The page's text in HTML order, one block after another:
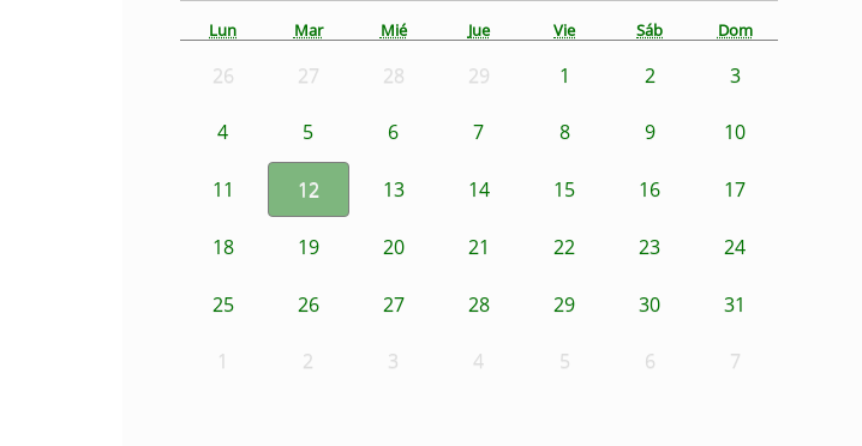
Lun Mar Mié Jue Vie Sáb Dom
26 27 28 29 1 2 3
4 5 6 7 8 9 10
11 12 13 14 15 16 17
18 19 20 21 22 23 24
25 26 27 28 29 30 31
1 2 3 4 5 6 7